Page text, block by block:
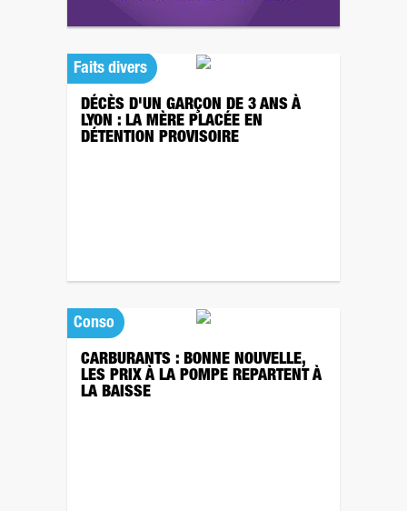
Faits divers
DÉCÈS D'UN GARÇON DE 3 ANS À
LYON : LA MÈRE PLACÉE EN
DÉTENTION PROVISOIRE
Conso
CARBURANTS : BONNE NOUVELLE,
LES PRIX À LA POMPE REPARTENT À
LA BAISSE